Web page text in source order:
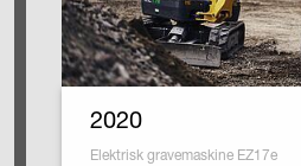
2020
Elektrisk gravemaskine EZ17e